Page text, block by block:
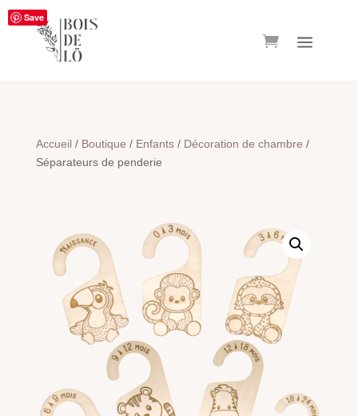
Save
Accueil / Boutique / Enfants/ Décoration de chambre /
Séparateurs de penderie